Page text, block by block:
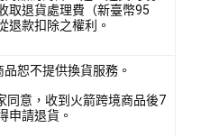
取退貨處理費（新臺幣95
退款扣除之權利。
恕不提供換貨服務。
同意，收到火箭跨境商品後7
申請退貨。